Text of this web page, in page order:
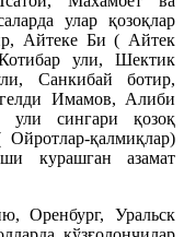
улар қозоқлар
Айтеке Би ( Айтек
ули, Шектик
Санкибай ботир,
Имамов, Алиби
ули сингари қозоқ
қалмиқлар)
курашган азамат
Оренбург, Уральск